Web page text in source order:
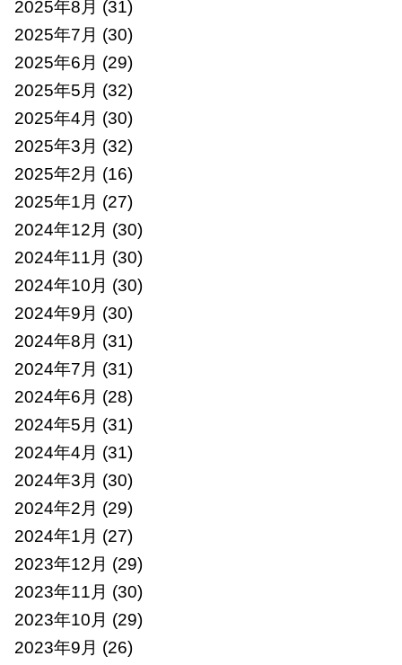
2025年8月 (31)
2025年7月 (30)
2025年6月 (29)
2025年5月 (32)
2025年4月 (30)
2025年3月 (32)
2025年2月 (16)
2025年1月 (27)
2024年12月 (30)
2024年11月 (30)
2024年10月 (30)
2024年9月 (30)
2024年8月 (31)
2024年7月 (31)
2024年6月 (28)
2024年5月 (31)
2024年4月 (31)
2024年3月 (30)
2024年2月 (29)
2024年1月 (27)
2023年12月 (29)
2023年11月 (30)
2023年10月 (29)
2023年9月 (26)